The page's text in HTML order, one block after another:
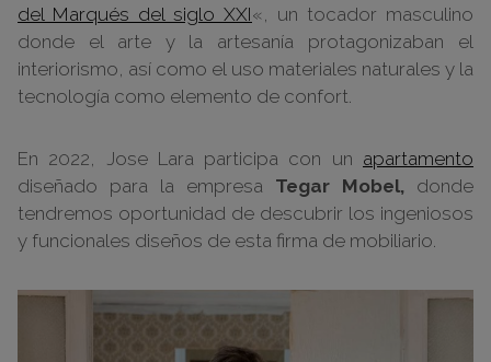
del Marqués del siglo XXI«, un tocador masculino
donde el arte y la artesanía protagonizaban el
interiorismo, así como el uso materiales naturales y la
tecnología como elemento de confort.
En 2022, Jose Lara participa con un apartamento
diseñado para la empresa Tegar Mobel, donde
tendremos oportunidad de descubrir los ingeniosos
y funcionales diseños de esta firma de mobiliario.